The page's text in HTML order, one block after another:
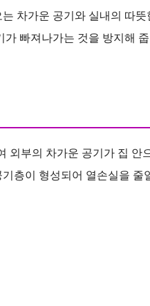
차가운 공기와 실내의 따
빠져나가는 것을 방지해
외부의 차가운 공기가 집 안
층이 형성되어 열손실을 줄